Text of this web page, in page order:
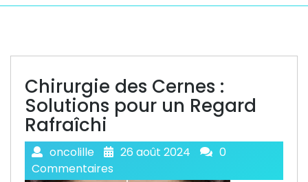
Chirurgie des Cernes :
Solutions pour un Regard
Rafraîchi
oncolille 26 août 2024
0
Commentaires